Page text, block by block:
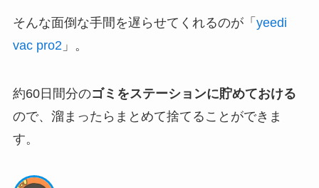
そんな面倒な手間を遅らせてくれるのが「 yeedi
vac pro2 」。
約60日間分のゴミをステーションに貯めておける
ので、溜まったらまとめて捨てることができま
す。